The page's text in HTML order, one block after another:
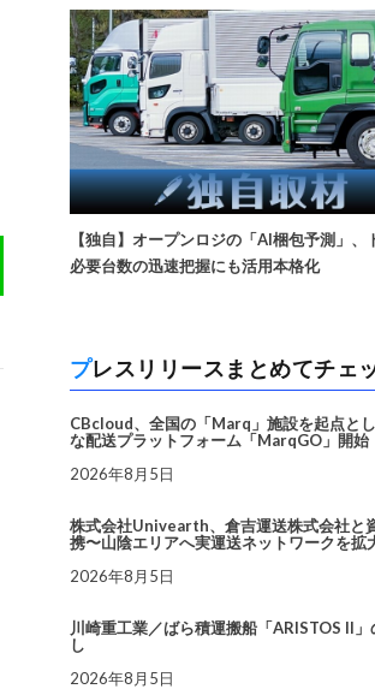
【独自】オープンロジの「AI梱包予測」、
必要台数の迅速把握にも活用本格化
プレスリリースまとめてチェ
CBcloud、全国の「Marq」施設を起点と
な配送プラットフォーム「MarqGO」開始
2026年8月5日
株式会社Univearth、倉吉運送株式会社と
携〜山陰エリアへ実運送ネットワークを拡
2026年8月5日
川崎重工業／ばら積運搬船「ARISTOS II」
し
2026年8月5日